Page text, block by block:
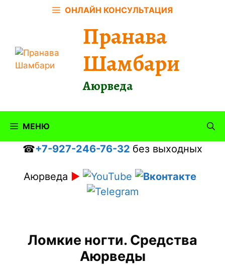
ОНЛАЙН КОНСУЛЬТАЦИЯ
Пранава
Шамбари
Аюрведа
МЕНЮ
☎+7-927-246-76-32 без выходных
Аюрведа ►
Ломкие ногти. Средства
Аюрведы